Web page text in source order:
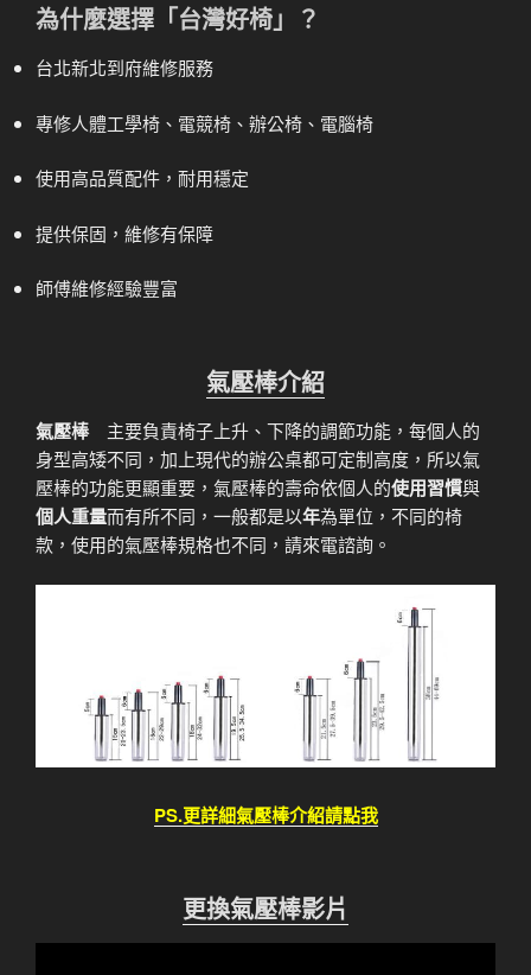
為什麼選擇「台灣好椅」？
台北新北到府維修服務
專修人體工學椅、電競椅、辦公椅、電腦椅
使用高品質配件，耐用穩定
提供保固，維修有保障
師傅維修經驗豐富
氣壓棒介紹
氣壓棒主要負責椅子上升、下降的調節功能，每個人的
身型高矮不同，加上現代的辦公桌都可定制高度，所以氣
壓棒的功能更顯重要，氣壓棒的壽命依個人的使用習慣與
個人重量而有所不同，一般都是以年為單位，不同的椅
款，使用的氣壓棒規格也不同，請來電諮詢。
PS.更詳細氣壓棒介紹請點我
更換氣壓棒影片